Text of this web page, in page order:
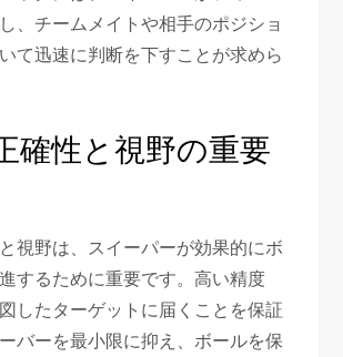
、チームメイトや相手のポジショ
て迅速に判断を下すことが求めら
確性と視野の重要
視野は、スイーパーが効果的にボ
するために重要です。高い精度
したターゲットに届くことを保証
バーを最小限に抑え、ボールを保